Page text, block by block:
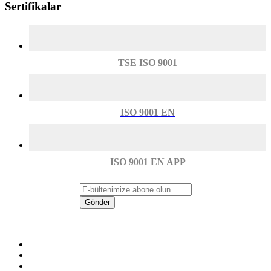
Sertifikalar
TSE ISO 9001
ISO 9001 EN
ISO 9001 EN APP
Gönder